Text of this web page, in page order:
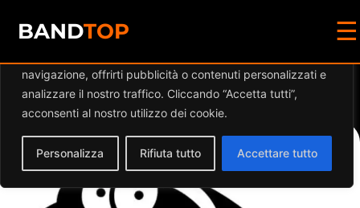
Diamo valore alla tua privacy
navigazione, offrirti pubblicità o contenuti personalizzati e
analizzare il nostro traffico. Cliccando “Accetta tutti”,
acconsenti al nostro utilizzo dei cookie.
Personalizza Rifiuta tutto Accettare tutto
BANDTOP ☰
Events at this location